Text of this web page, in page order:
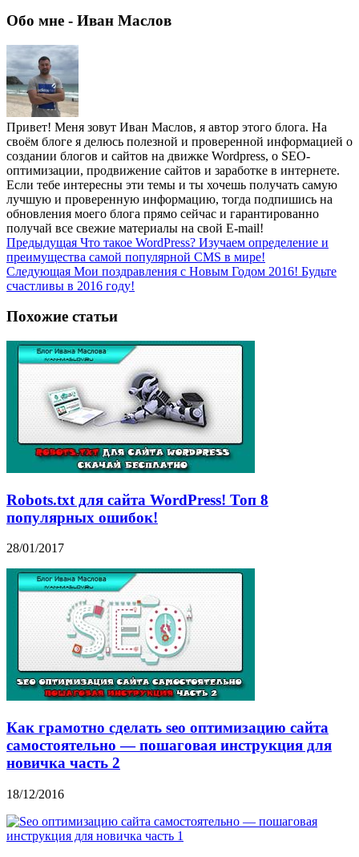
Обо мне - Иван Маслов
Привет! Меня зовут Иван Маслов, я автор этого блога. На
своём блоге я делюсь полезной и проверенной информацией о
создании блогов и сайтов на движке Wordpress, о SEO-
оптимизации, продвижение сайтов и заработке в интернете.
Если тебе интересны эти темы и ты хочешь получать самую
лучшую и проверенную информацию, тогда подпишись на
обновления моего блога прямо сейчас и гарантированно
получай все свежие материалы на свой E-mail!
Предыдущая Что такое WordPress? Изучаем определение и
преимущества самой популярной CMS в мире!
Следующая Мои поздравления с Новым Годом 2016! Будьте
счастливы в 2016 году!
Похожие статьи
Robots.txt для сайта WordPress! Топ 8
популярных ошибок!
28/01/2017
Как грамотно сделать seo оптимизацию сайта
самостоятельно — пошаговая инструкция для
новичка часть 2
18/12/2016